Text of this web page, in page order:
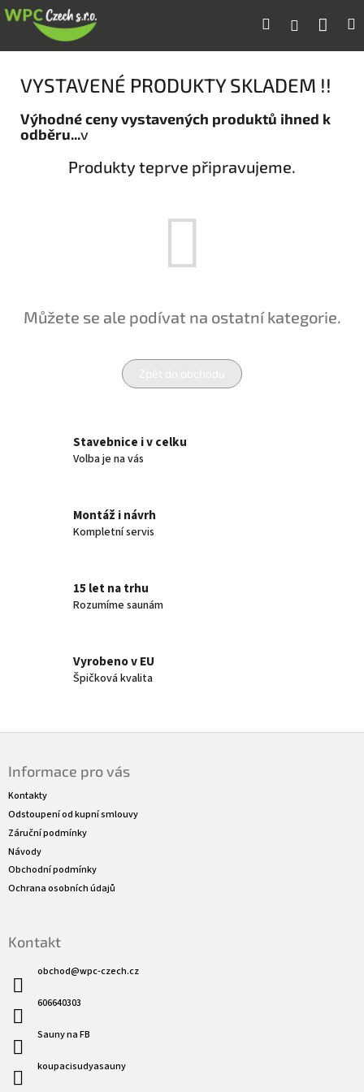
Přejít
na
Hledat Přihlášení
VYSTAVENÉ PRODUKTY SKLADEM !!
Výhodné ceny vystavených produktů ihned k
odběru...v
Produkty teprve připravujeme.
Můžete se ale podívat na ostatní kategorie.
Zpět do obchodu
Stavebnice i v celku
Volba je na vás
Montáž i návrh
Kompletní servis
15 let na trhu
Rozumíme saunám
Vyrobeno v EU
Špičková kvalita
Informace pro vás
Kontakty
Odstoupení od kupní smlouvy
Záruční podmínky
Návody
Obchodní podmínky
Ochrana osobních údajů
Kontakt
obchod@wpc-czech.cz
606640303
Sauny na FB
koupacisudyasauny